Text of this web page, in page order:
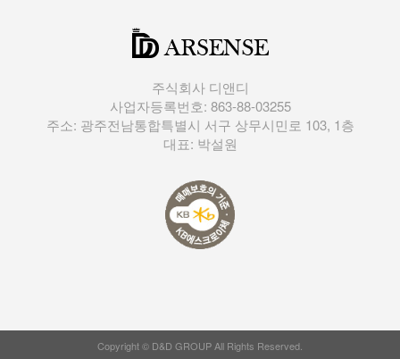
주식회사 디앤디
사업자등록번호: 863-88-03255
주소: 광주전남통합특별시 서구 상무시민로 103, 1층
대표: 박설원
Copyright © D&D GROUP All Rights Reserved.